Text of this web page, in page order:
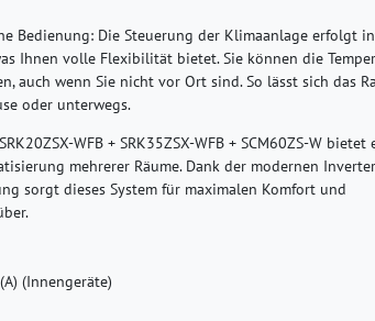
Bedienung: Die Steuerung der Klimaanlage erfolgt
Ihnen volle Flexibilität bietet. Sie können die
auch wenn Sie nicht vor Ort sind. So lässt sich das
oder unterwegs.
WFB + SRK35ZSX-WFB + SCM60ZS-W
mehrerer Räume. Dank der modernen
sorgt dieses System für maximalen Komfort und
(Innengeräte)